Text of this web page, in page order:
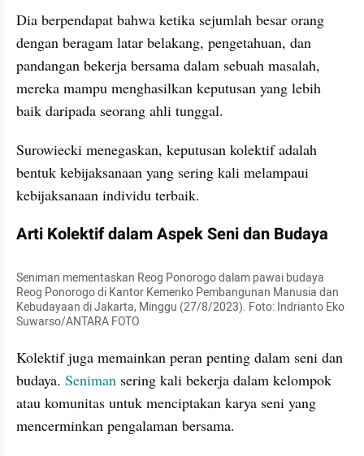
Dia berpendapat bahwa ketika sejumlah besar orang
dengan beragam latar belakang, pengetahuan, dan
pandangan bekerja bersama dalam sebuah masalah,
mereka mampu menghasilkan keputusan yang lebih
baik daripada seorang ahli tunggal.
Surowiecki menegaskan, keputusan kolektif adalah
bentuk kebijaksanaan yang sering kali melampaui
kebijaksanaan individu terbaik.
Arti Kolektif dalam Aspek Seni dan Budaya
Seniman mementaskan Reog Ponorogo dalam pawai budaya
Reog Ponorogo di Kantor Kemenko Pembangunan Manusia dan
Kebudayaan di Jakarta, Minggu (27/8/2023). Foto: Indrianto Eko
Suwarso/ANTARA FOTO
Kolektif juga memainkan peran penting dalam seni dan
budaya. Seniman sering kali bekerja dalam kelompok
atau komunitas untuk menciptakan karya seni yang
mencerminkan pengalaman bersama.